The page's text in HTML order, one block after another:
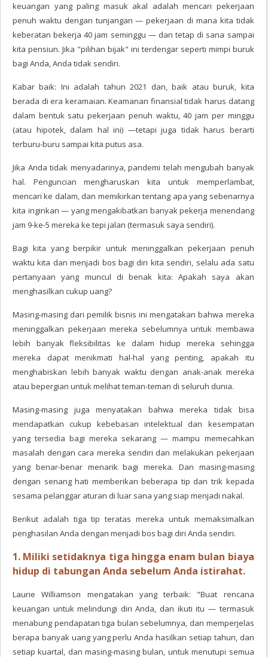
keuangan yang paling masuk akal adalah mencari pekerjaan
penuh waktu dengan tunjangan — pekerjaan di mana kita tidak
keberatan bekerja 40 jam seminggu — dan tetap di sana sampai
kita pensiun. Jika "pilihan bijak" ini terdengar seperti mimpi buruk
bagi Anda, Anda tidak sendiri.
Kabar baik: Ini adalah tahun 2021 dan, baik atau buruk, kita
berada di era keramaian. Keamanan finansial tidak harus datang
dalam bentuk satu pekerjaan penuh waktu, 40 jam per minggu
(atau hipotek, dalam hal ini) —tetapi juga tidak harus berarti
terburu-buru sampai kita putus asa.
Jika Anda tidak menyadarinya, pandemi telah mengubah banyak
hal. Penguncian mengharuskan kita untuk memperlambat,
mencari ke dalam, dan memikirkan tentang apa yang sebenarnya
kita inginkan — yang mengakibatkan banyak pekerja menendang
jam 9-ke-5 mereka ke tepi jalan (termasuk saya sendiri).
Bagi kita yang berpikir untuk meninggalkan pekerjaan penuh
waktu kita dan menjadi bos bagi diri kita sendiri, selalu ada satu
pertanyaan yang muncul di benak kita: Apakah saya akan
menghasilkan cukup uang?
Masing-masing dari pemilik bisnis ini mengatakan bahwa mereka
meninggalkan pekerjaan mereka sebelumnya untuk membawa
lebih banyak fleksibilitas ke dalam hidup mereka sehingga
mereka dapat menikmati hal-hal yang penting, apakah itu
menghabiskan lebih banyak waktu dengan anak-anak mereka
atau bepergian untuk melihat teman-teman di seluruh dunia.
Masing-masing juga menyatakan bahwa mereka tidak bisa
mendapatkan cukup kebebasan intelektual dan kesempatan
yang tersedia bagi mereka sekarang — mampu memecahkan
masalah dengan cara mereka sendiri dan melakukan pekerjaan
yang benar-benar menarik bagi mereka. Dan masing-masing
dengan senang hati memberikan beberapa tip dan trik kepada
sesama pelanggar aturan di luar sana yang siap menjadi nakal.
Berikut adalah tiga tip teratas mereka untuk memaksimalkan
penghasilan Anda dengan menjadi bos bagi diri Anda sendiri.
1. Miliki setidaknya tiga hingga enam bulan biaya
hidup di tabungan Anda sebelum Anda istirahat.
Laurie Williamson mengatakan yang terbaik: "Buat rencana
keuangan untuk melindungi diri Anda, dan ikuti itu — termasuk
menabung pendapatan tiga bulan sebelumnya, dan memperjelas
berapa banyak uang yang perlu Anda hasilkan setiap tahun, dan
setiap kuartal, dan masing-masing bulan, untuk menutupi semua